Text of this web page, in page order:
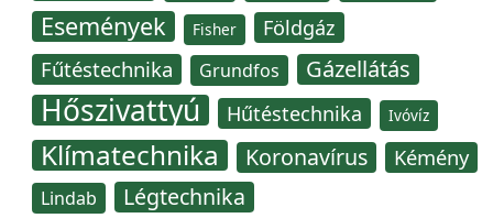
Események Fisher Földgáz
Fűtéstechnika Grundfos Gázellátás
Hőszivattyú Hűtéstechnika Ivóvíz
Klímatechnika Koronavírus Kémény
Lindab Légtechnika